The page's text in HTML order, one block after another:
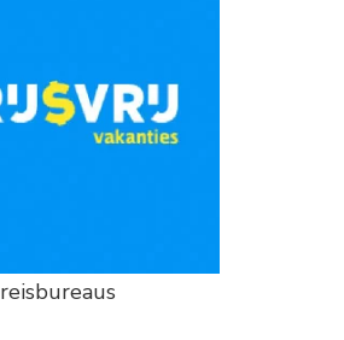
reisbureaus